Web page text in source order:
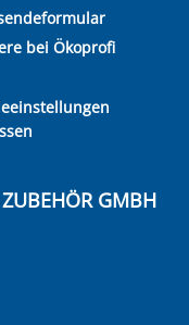
bei Ökoprofi
GMBH